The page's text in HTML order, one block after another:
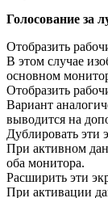
Голосование за
Отобразить
В этом случае
основном
Отобразить
Вариант
выводится на
Дублировать эти
При активном
оба монитора.
Расширить эти
При активации